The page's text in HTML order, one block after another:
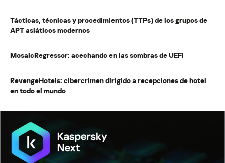
Tácticas, técnicas y procedimientos (TTPs) de los grupos de
APT asiáticos modernos
MosaicRegressor: acechando en las sombras de UEFI
RevengeHotels: cibercrimen dirigido a recepciones de hotel
en todo el mundo